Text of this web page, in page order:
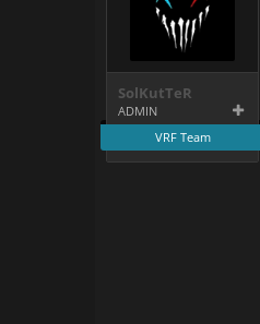
SolKutTeR
ADMIN
VRF Team